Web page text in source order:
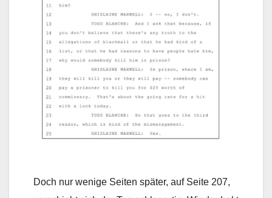
Doch nur wenige Seiten später, auf Seite 207,